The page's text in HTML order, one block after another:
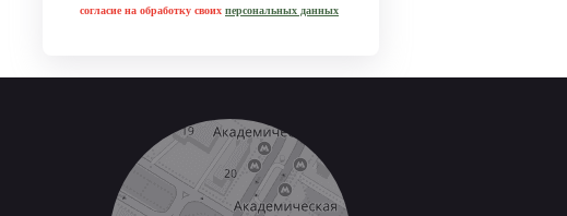
согласие на обработку своих персональных данных